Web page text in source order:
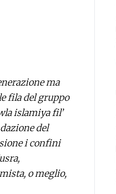
ma
fila del gruppo
islamiya fil’
del
i confini
o meglio,